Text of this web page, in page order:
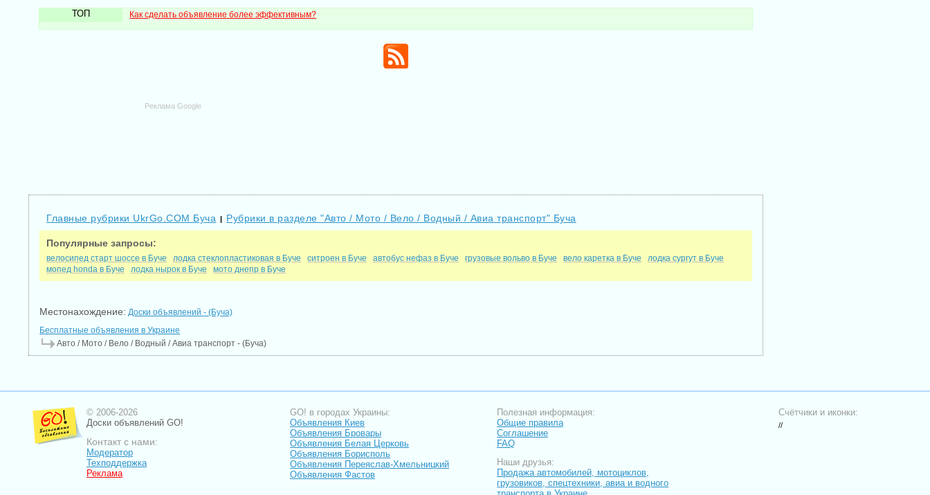
ТОП Как сделать объявление более эффективным?
Реклама Google
Главные рубрики UkrGo.COM Буча | Рубрики в разделе "Авто / Мото / Вело / Водный / Авиа транспорт" Буча
Популярные запросы:
велосипед старт шоссе в Буче лодка стеклопластиковая в Буче ситроен в Буче автобус нефаз в Буче грузовые вольво в Буче вело каретка в Буче
лодка сургут в Буче
мопед honda в Буче
лодка нырок в Буче мото днепр в Буче
Местонахождение: Доски объявлений - (Буча)
Бесплатные объявления в Украине
Авто / Мото / Вело / Водный / Авиа транспорт - (Буча)
© 2006-2026
Доски объявлений GO!
Контакт с нами:
Модератор
Техподдержка
Реклама
GO! в городах Украины:
Объявления Киев
Объявления Бровары
Объявления Белая Церковь
Объявления Борисполь
Объявления Переяслав-Хмельницкий
Объявления Фастов
Полезная информация:
Общие правила
Соглашение
FAQ
Наши друзья:
Продажа автомобилей, мотоциклов,
грузовиков, спецтехники, авиа и водного
Счётчики и иконки:
//